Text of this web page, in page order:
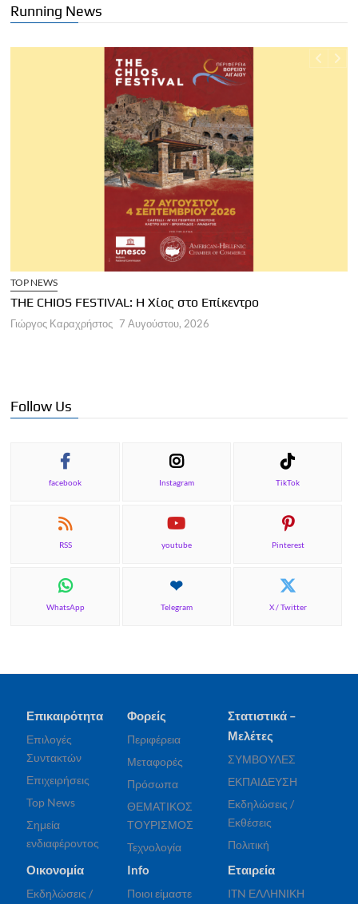
Running News
TOP NEWS
THE CHIOS FESTIVAL: Η Χίος στο Επίκεντρο
Γιώργος Καραχρήστος 7 Αυγούστου, 2026
Follow Us
facebook Instagram TikTok
RSS youtube Pinterest
WhatsApp Telegram X / Twitter
Επικαιρότητα
Επιλογές
Συντακτών
Επιχειρήσεις
Top News
Σημεία
ενδιαφέροντος
Φορείς
Περιφέρεια
Μεταφορές
Πρόσωπα
ΘΕΜΑΤΙΚΟΣ
ΤΟΥΡΙΣΜΟΣ
Τεχνολογία
Στατιστικά –
Μελέτες
ΣΥΜΒΟΥΛΕΣ
ΕΚΠΑΙΔΕΥΣΗ
Εκδηλώσεις /
Εκθέσεις
Πολιτική
Οικονομία
Εκδηλώσεις /
Info
Ποιοι είμαστε
Εταιρεία
ITN ΕΛΛΗΝΙΚΗ